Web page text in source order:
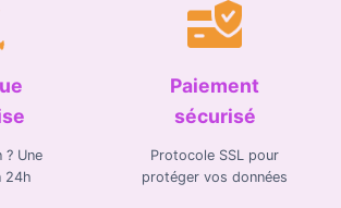
? Une
24h
Paiement
sécurisé
Protocole SSL pour
protéger vos données